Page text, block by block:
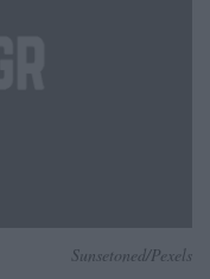
Sunsetoned/Pexels